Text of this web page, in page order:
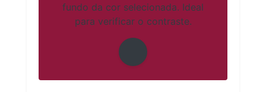
fundo da cor selecionada. Ideal
para verificar o contraste.